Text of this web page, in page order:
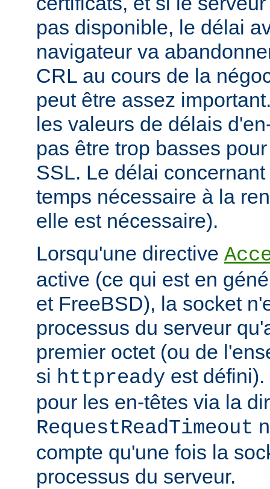
pas disponible, le délai
navigateur va
CRL au cours de la
peut être assez
les valeurs de délais
pas être trop basses
SSL. Le délai
temps nécessaire à la
elle est nécessaire).
Lorsqu'une directive
active (ce qui est en
et FreeBSD), la socket
processus du serveur
premier octet (ou de
si httpready est
pour les en-têtes via la
RequestReadTimeout
compte qu'une fois la
processus du serveur.